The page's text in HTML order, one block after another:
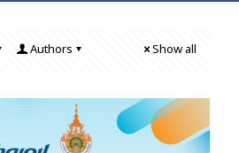
Authors Show all